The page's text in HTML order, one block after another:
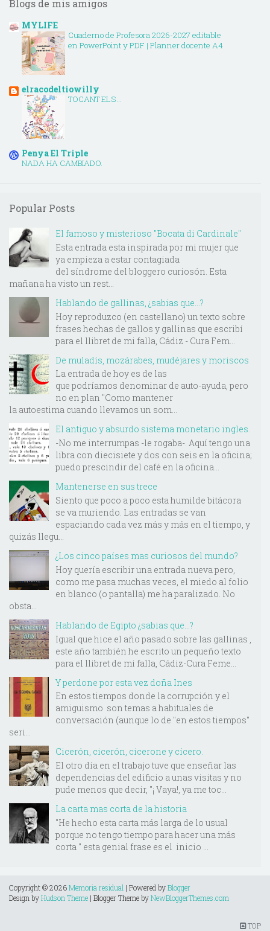
Blogs de mis amigos
MYLIFE
Cuaderno de Profesora 2026-2027 editable
en PowerPoint y PDF | Planner docente A4
elracodeltiowilly
TOCANT ELS...
Penya El Triple
NADA HA CAMBIADO.
Popular Posts
El famoso y misterioso "Bocata di Cardinale"
Esta entrada esta inspirada por mi mujer que
ya empieza a estar contagiada
del síndrome del bloggero curiosón. Esta
mañana ha visto un rest...
Hablando de gallinas, ¿sabias que...?
Hoy reproduzco (en castellano) un texto sobre
frases hechas de gallos y gallinas que escribí
para el llibret de mi falla, Cádiz - Cura Fem...
De muladís, mozárabes, mudéjares y moriscos
La entrada de hoy es de las
que podríamos denominar de auto-ayuda, pero
no en plan "Como mantener
la autoestima cuando llevamos un som...
El antiguo y absurdo sistema monetario ingles.
-No me interrumpas -le rogaba-. Aquí tengo una
libra con diecisiete y dos con seis en la oficina;
puedo prescindir del café en la oficina...
Mantenerse en sus trece
Siento que poco a poco esta humilde bitácora
se va muriendo. Las entradas se van
espaciando cada vez más y más en el tiempo, y
quizás llegu...
¿Los cinco países mas curiosos del mundo?
Hoy quería escribir una entrada nueva pero,
como me pasa muchas veces, el miedo al folio
en blanco (o pantalla) me ha paralizado. No
obsta...
Hablando de Egipto ¿sabias que...?
Igual que hice el año pasado sobre las gallinas ,
este año también he escrito un pequeño texto
para el llibret de mi falla, Cádiz-Cura Feme...
Y perdone por esta vez doña Ines
En estos tiempos donde la corrupción y el
amiguismo son temas a habituales de
conversación (aunque lo de "en estos tiempos"
seri...
Cicerón, cicerón, cicerone y cícero.
El otro día en el trabajo tuve que enseñar las
dependencias del edificio a unas visitas y no
pude menos que decir, "¡ Vaya!, ya me toc...
La carta mas corta de la historia
"He hecho esta carta más larga de lo usual
porque no tengo tiempo para hacer una más
corta " esta genial frase es el inicio ...
Copyright ©2026Memoria residual | Powered byBlogger
Design byHudson Theme | Blogger Theme byNewBloggerThemes.com
TOP